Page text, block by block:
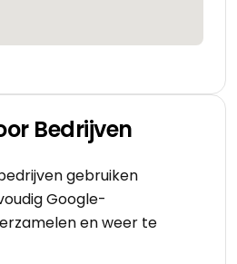
Bedrijven
gebruiken
Google-
en weer te